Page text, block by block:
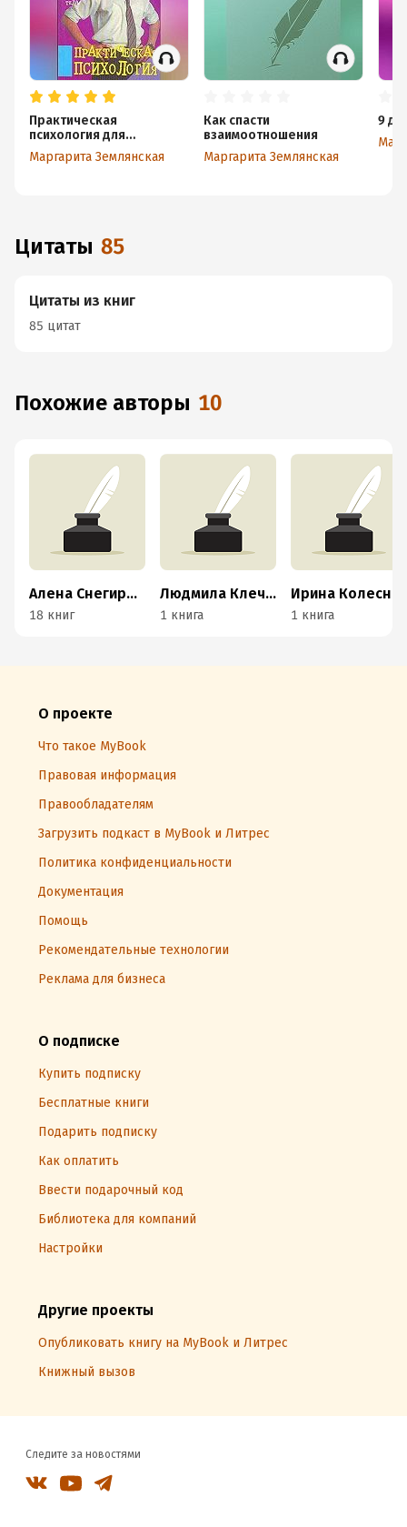
Практическая
психология для
мальчиков
Маргарита Землянская
Как спасти
взаимоотношения
Маргарита Землянская
9
Цитаты 85
Цитаты из книг
85 цитат
Похожие авторы 10
Алена Снегирева
18 книг
Людмила Клечковская
1 книга 1 книга
О проекте
Что такое MyBook
Правовая информация
Правообладателям
Загрузить подкаст в MyBook и Литрес
Политика конфиденциальности
Документация
Помощь
Рекомендательные технологии
Реклама для бизнеса
О подписке
Купить подписку
Бесплатные книги
Подарить подписку
Как оплатить
Ввести подарочный код
Библиотека для компаний
Настройки
Другие проекты
Опубликовать книгу на MyBook и Литрес
Книжный вызов
Следите за новостями